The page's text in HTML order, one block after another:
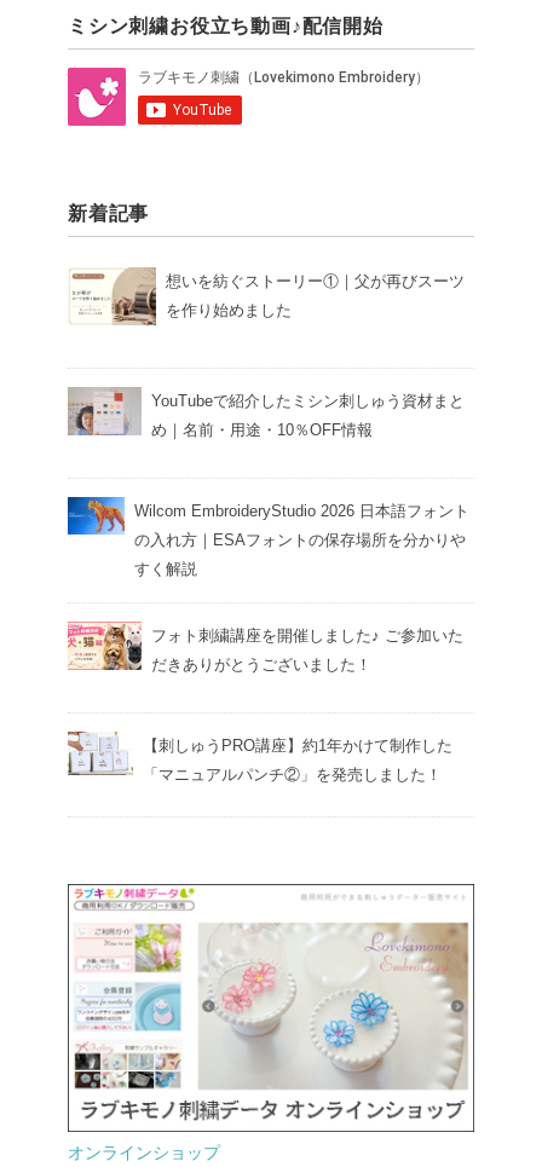
ミシン刺繍お役立ち動画♪配信開始
新着記事
想いを紡ぐストーリー①｜父が再びスーツ
を作り始めました
YouTubeで紹介したミシン刺しゅう資材まと
め｜名前・用途・10％OFF情報
Wilcom EmbroideryStudio 2026 日本語フォント
の入れ方｜ESAフォントの保存場所を分かりや
すく解説
フォト刺繍講座を開催しました♪ ご参加いた
だきありがとうございました！
【刺しゅうPRO講座】約1年かけて制作した
「マニュアルパンチ②」を発売しました！
オンラインショップ